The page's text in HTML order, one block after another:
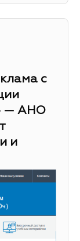
с
— АНО
и